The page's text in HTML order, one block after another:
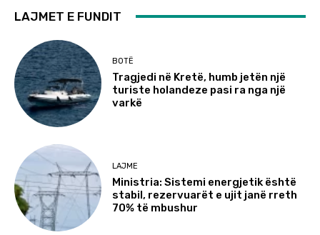
LAJMET E FUNDIT
BOTË
Tragjedi në Kretë, humb jetën një
turiste holandeze pasi ra nga një
varkë
LAJME
Ministria: Sistemi energjetik është
stabil, rezervuarët e ujit janë rreth
70% të mbushur